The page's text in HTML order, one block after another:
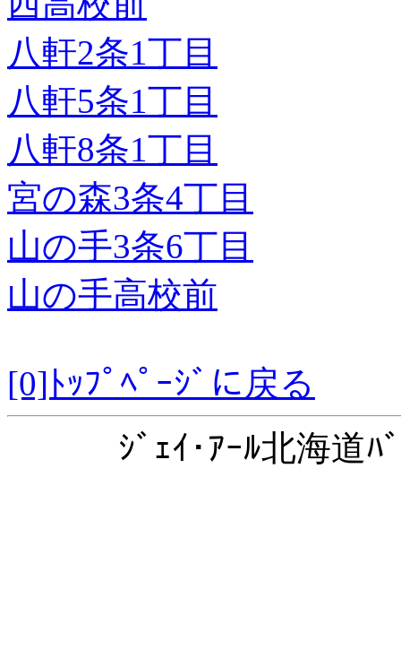
八軒2条1丁目
八軒5条1丁目
八軒8条1丁目
宮の森3条4丁目
山の手3条6丁目
山の手高校前
[0]ﾄｯﾌﾟﾍﾟｰｼﾞに戻る
ｼﾞｪｲ･ｱｰﾙ北海道